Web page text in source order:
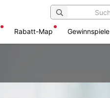
Rabatt-Map Gewinnspiele